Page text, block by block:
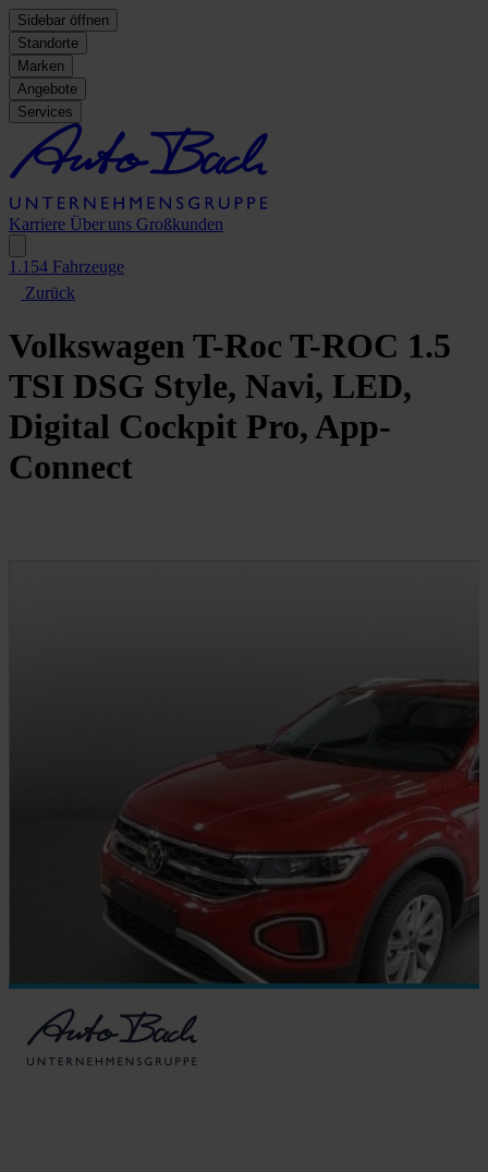
Sidebar öffnen
Standorte
Marken
Angebote
Services
Karriere Über uns Großkunden
1.154 Fahrzeuge
Zurück
Volkswagen T-RocT-ROC 1.5
TSI DSG Style, Navi, LED,
Digital Cockpit Pro, App-
Connect